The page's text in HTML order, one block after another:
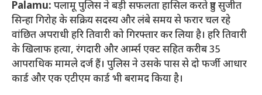
Palamu: पलामू पुलिस ने बड़ी सफलता हासिल करते हुए सुजीत
सिन्हा गिरोह के सक्रिय सदस्य और लंबे समय से फरार चल रहे
वांछित अपराधी हरि तिवारी को गिरफ्तार कर लिया है। हरि तिवारी
के खिलाफ हत्या, रंगदारी और आर्म्स एक्ट सहित करीब 35
आपराधिक मामले दर्ज हैं। पुलिस ने उसके पास से दो फर्जी आधार
कार्ड और एक एटीएम कार्ड भी बरामद किया है।